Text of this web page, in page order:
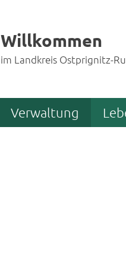
Willkommen
im Landkreis Ostprignitz-
Verwaltung